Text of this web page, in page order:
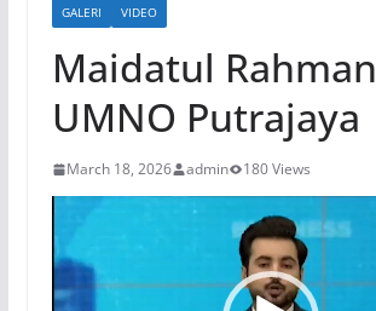
GALERI VIDEO
Maidatul Rahman
UMNO Putrajaya
March 18, 2026 admin 180 Views
Video